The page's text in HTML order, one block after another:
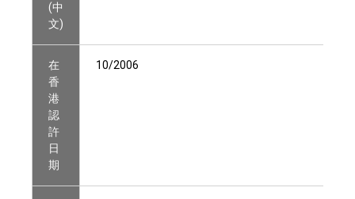
(中
文)
在
香
港
認
許
日
期
10/2006